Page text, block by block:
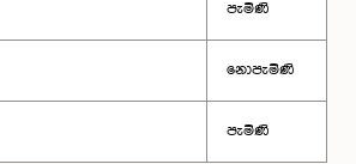
පැමිණි
නොපැමිණි
පැමිණි